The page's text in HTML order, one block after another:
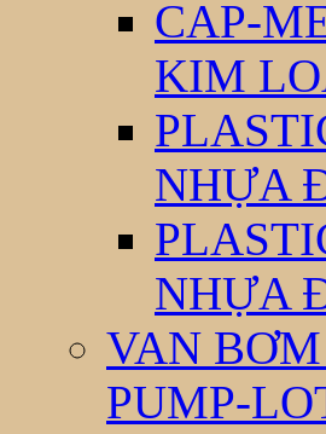
CAP-
KIM
NHỰA
NHỰA
VAN
PUMP-